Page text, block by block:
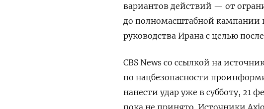
вариантов действий — от
до полномасштабной кампании
руководства Ирана с целью
CBS News со ссылкой на
по нацбезопасности
нанести удар уже в субботу, 21
пока не принято. Источники